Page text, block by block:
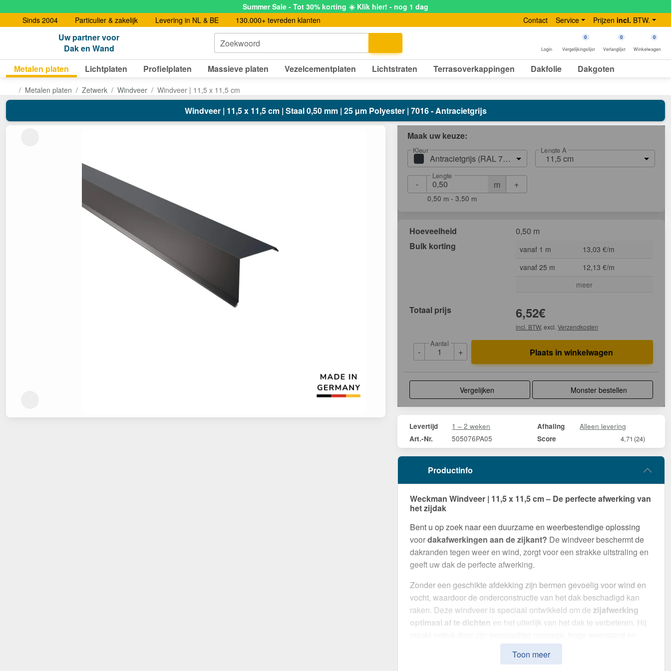
Summer Sale - Tot 30% korting ☀️ Klik hier! - nog 1 dag
Sinds 2004
Particulier & zakelijk Levering in NL & BE 130.000+ tevreden klanten Contact Service Prijzen incl. BTW.
Uw partner voor
Dak en Wand
Zoekwoord
Login
0
Vergelijkingslijst
0
Verlanglijst
0
Winkelwagen
Metalen platen Lichtplaten Profielplaten Massieve platen Vezelcementplaten Lichtstraten Terrasoverkappingen Dakfolie Dakgoten
Metalen platen Zetwerk Windveer Windveer | 11,5 x 11,5 cm
Windveer | 11,5 x 11,5 cm | Staal 0,50 mm | 25 µm Polyester | 7016 - Antracietgrijs
Maak uw keuze:
Kleur
Antracietgrijs (RAL 7016)
Lengte A
11,5 cm
- m
Lengte
+
0,50 m - 3,50 m
Hoeveelheid
0,50 m
Bulk korting
vanaf 1 m
13,03 €/m
vanaf 25 m
12,13 €/m
meer
Totaal prijs 6,52€
incl. BTW, excl.Verzendkosten
-
Aantal
+ Plaats in winkelwagen
Vergelijken Monster bestellen
Levertijd 1 – 2 weken Afhaling Alleen levering
Art.-Nr. 505076PA05 Score 4,71 (24)
Productinfo
Weckman Windveer | 11,5 x 11,5 cm – De perfecte afwerking van
het zijdak
Bent u op zoek naar een duurzame en weerbestendige oplossing
voordakafwerkingen aan de zijkant? De windveer beschermt de
dakranden tegen weer en wind, zorgt voor een strakke uitstraling en
geeft uw dak de perfecte afwerking.
Zonder een geschikte afdekking zijn bermen gevoelig voor wind en
vocht, waardoor de onderconstructie van het dak beschadigd kan
raken. Deze windveer is speciaal ontwikkeld om de zijafwerking
optimaal af te dichten en het uiterlijk van het dak te verbeteren. Hij
met eenmateriaaldikte van 0,50 mm
Toon meer